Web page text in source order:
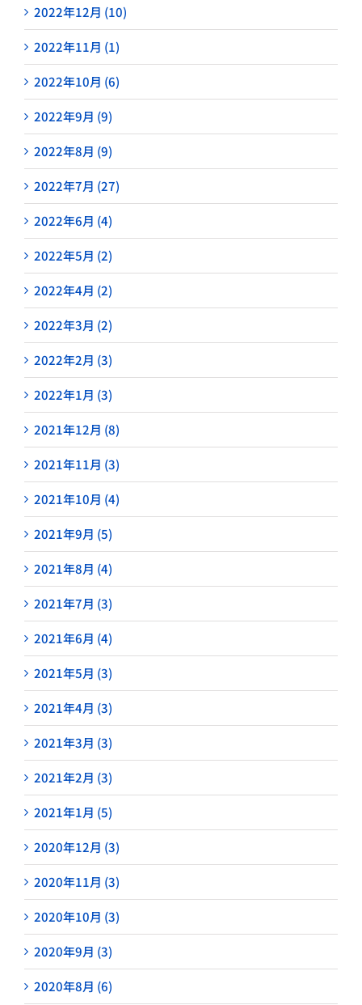
2022年12月 (10)
2022年11月 (1)
2022年10月 (6)
2022年9月 (9)
2022年8月 (9)
2022年7月 (27)
2022年6月 (4)
2022年5月 (2)
2022年4月 (2)
2022年3月 (2)
2022年2月 (3)
2022年1月 (3)
2021年12月 (8)
2021年11月 (3)
2021年10月 (4)
2021年9月 (5)
2021年8月 (4)
2021年7月 (3)
2021年6月 (4)
2021年5月 (3)
2021年4月 (3)
2021年3月 (3)
2021年2月 (3)
2021年1月 (5)
2020年12月 (3)
2020年11月 (3)
2020年10月 (3)
2020年9月 (3)
2020年8月 (6)